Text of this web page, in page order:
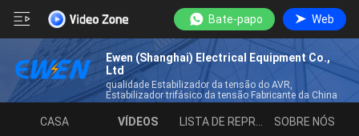
Bate-papo Web
Ewen (Shanghai) Electrical Equipment Co.,
Ltd
qualidade Estabilizador da tensão do AVR,
Estabilizador trifásico da tensão Fabricante da China
CASA VÍDEOS SOBRE NÓS